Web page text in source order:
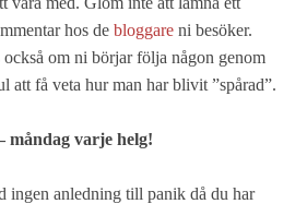
hos de bloggare ni besöker.
om ni börjar följa någon genom
att få veta hur man har blivit ”spårad”.
måndag varje helg!
ingen anledning till panik då du har